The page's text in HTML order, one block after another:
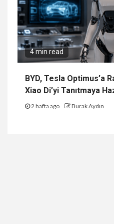
4 min read
BYD, Tesla Optimus’a
Xiao Di’yi Tanıtmaya
2 hafta ago Burak Aydın